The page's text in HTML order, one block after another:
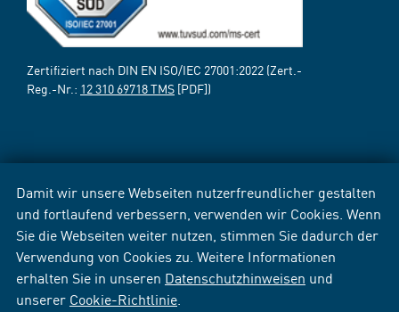
Damit wir unsere Webseiten nutzerfreundlicher gestalten
und fortlaufend verbessern, verwenden wir Cookies. Wenn
Sie die Webseiten weiter nutzen, stimmen Sie dadurch der
Verwendung von Cookies zu. Weitere Informationen
erhalten Sie in unseren Datenschutzhinweisen und
unserer Cookie-Richtlinie
Zertifiziert nach DIN EN ISO/IEC 27001:2022 (Zert.-
Reg.-Nr.: 12 310 69718 TMS [PDF])